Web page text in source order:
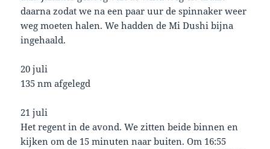
daarna zodat we na een paar uur de spinnaker weer
weg moeten halen. We hadden de Mi Dushi bijna
ingehaald.
20 juli
135 nm afgelegd
21 juli
Het regent in de avond. We zitten beide binnen en
kijken om de 15 minuten naar buiten. Om 16:55